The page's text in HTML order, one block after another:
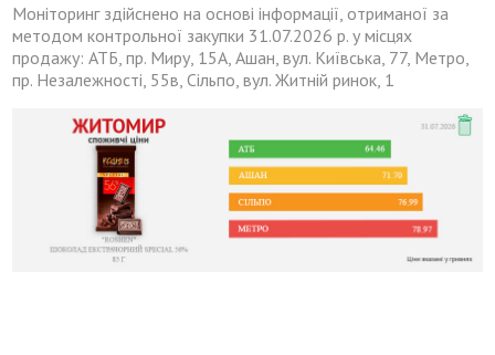
Моніторинг здійснено на основі інформації, отриманої за
методом контрольної закупки 31.07.2026 р. у місцях
продажу: АТБ, пр. Миру, 15А, Ашан, вул. Київська, 77, Метро,
пр. Незалежності, 55в, Сільпо, вул. Житній ринок, 1